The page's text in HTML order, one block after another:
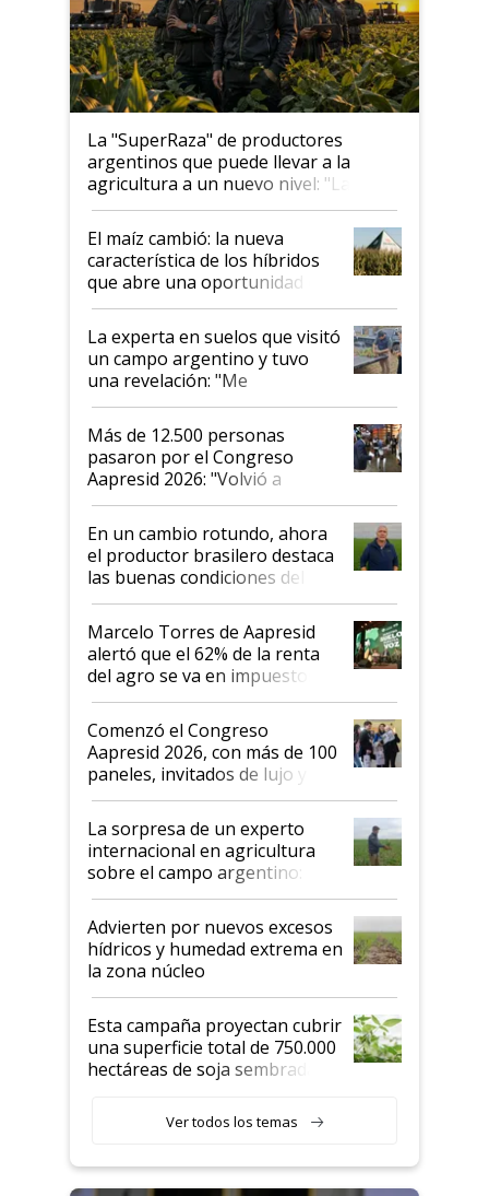
La "SuperRaza" de productores
argentinos que puede llevar a la
agricultura a un nuevo nivel: "Las
posibilidades de crecimiento son
infinitas"
El maíz cambió: la nueva
característica de los híbridos
que abre una oportunidad en
el lote
La experta en suelos que visitó
un campo argentino y tuvo
una revelación: "Me
impresionó mucho"
Más de 12.500 personas
pasaron por el Congreso
Aapresid 2026: "Volvió a
demostrar que hablar del
suelo es hablar de todo el
sistema productivo"
En un cambio rotundo, ahora
el productor brasilero destaca
las buenas condiciones del
agro argentino para invertir:
"Los veo más motivados"
Marcelo Torres de Aapresid
alertó que el 62% de la renta
del agro se va en impuestos:
"No es bueno que en
Argentina se sigan discutiendo
las mismas cosas de hace 50
años"
Comenzó el Congreso
Aapresid 2026, con más de 100
paneles, invitados de lujo y
todas las tendencias
La sorpresa de un experto
internacional en agricultura
sobre el campo argentino:
"Estoy muy impresionado"
Advierten por nuevos excesos
hídricos y humedad extrema en
la zona núcleo
Esta campaña proyectan cubrir
una superficie total de 750.000
hectáreas de soja sembradas
variedades que marcan un
salto tecnológico en genética y
Ver todos los temas